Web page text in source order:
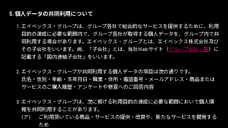
5. 個人データの共同利用について
エイベックス・グループは、グループ各社で総合的なサービスを提供するために、利用
目的の達成に必要な範囲内で、グループ各社が取得する個人データを、グループ内で共
同利用する場合があります。エイベックス・グループとは、エイベックス株式会社及び
その子会社をいいます。尚、「子会社」とは、当社Webサイト（グループ会社一覧）に
記載する「国内連結子会社」をいいます。
エイベックス・グループが共同利用する個人データの項目は次の通りです。
氏名・性別・年齢・生年月日・職業・住所・電話番号・メールアドレス・商品または
サービスのご購入履歴・アンケートや懸賞へのご回答内容
エイベックス・グループは、次に掲げる利用目的の達成に必要な範囲において個人情
報を共同利用することがあります。
ご利用頂いている商品・サービスの提供・改良や、新たなサービスを開発する
ため